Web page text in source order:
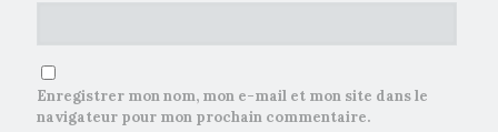
Enregistrer mon nom, mon e-mail et mon site dans le
navigateur pour mon prochain commentaire.